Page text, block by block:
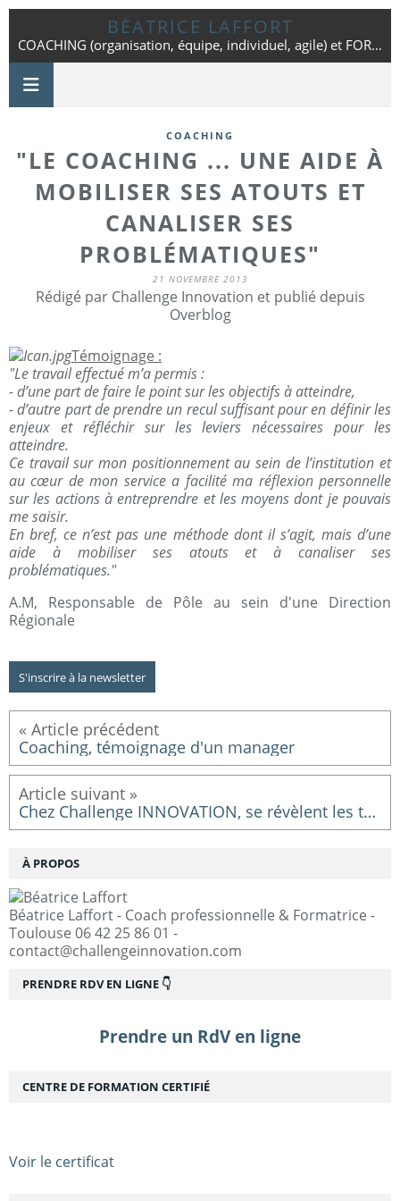
BÉATRICE LAFFORT
COACHING (organisation, équipe, individuel, agile) et FORMATION - Toulouse - 06 42 25 86 01
COACHING
"LE COACHING ... UNE AIDE À
MOBILISER SES ATOUTS ET
CANALISER SES
PROBLÉMATIQUES"
21 NOVEMBRE 2013
Rédigé par Challenge Innovation et publié depuis
Overblog
Témoignage :
"Le travail effectué m’a permis :
- d’une part de faire le point sur les objectifs à atteindre,
- d’autre part de prendre un recul suffisant pour en définir les
enjeux et réfléchir sur les leviers nécessaires pour les
atteindre.
Ce travail sur mon positionnement au sein de l’institution et
au cœur de mon service a facilité ma réflexion personnelle
sur les actions à entreprendre et les moyens dont je pouvais
me saisir.
En bref, ce n’est pas une méthode dont il s’agit, mais d’une
aide à mobiliser ses atouts et à canaliser ses
problématiques."
A.M, Responsable de Pôle au sein d'une Direction
Régionale
S'inscrire à la newsletter
Coaching, témoignage d'un manager
Chez Challenge INNOVATION, se révèlent les talents...
À PROPOS
Béatrice Laffort - Coach professionnelle & Formatrice -
Toulouse 06 42 25 86 01 -
contact@challengeinnovation.com
PRENDRE RDV EN LIGNE 👇
Prendre un RdV en ligne
CENTRE DE FORMATION CERTIFIÉ
Voir le certificat